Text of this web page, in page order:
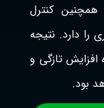
کنترل
را دارد. نتیجه
افزایش تازگی و
بود.